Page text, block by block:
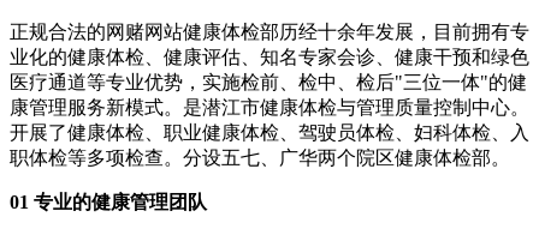
正规合法的网赌网站健康体检部历经十余年发展，目前拥有专
业化的健康体检、健康评估、知名专家会诊、健康干预和绿色
医疗通道等专业优势，实施检前、检中、检后"三位一体"的健
康管理服务新模式。是潜江市健康体检与管理质量控制中心。
开展了健康体检、职业健康体检、驾驶员体检、妇科体检、入
职体检等多项检查。分设五七、广华两个院区健康体检部。
01 专业的健康管理团队